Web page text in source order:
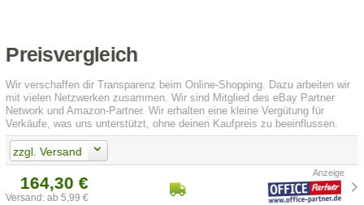
Preisvergleich
Wir verschaffen dir Transparenz beim Online-Shopping. Dazu arbeiten wir
mit vielen Netzwerken zusammen. Wir sind Mitglied des eBay Partner
Network und Amazon-Partner. Wir erhalten eine kleine Vergütung für
Verkäufe, was uns unterstützt, ohne deinen Kaufpreis zu beeinflussen.
zzgl. Versand
164,30 €
Versand: ab 5,99 €